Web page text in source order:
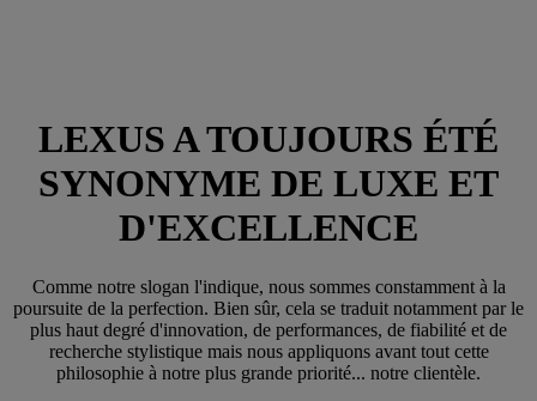
LEXUS A TOUJOURS ÉTÉ
SYNONYME DE LUXE ET
D'EXCELLENCE
Comme notre slogan l'indique, nous sommes constamment à la
poursuite de la perfection. Bien sûr, cela se traduit notamment par le
plus haut degré d'innovation, de performances, de fiabilité et de
recherche stylistique mais nous appliquons avant tout cette
philosophie à notre plus grande priorité... notre clientèle.